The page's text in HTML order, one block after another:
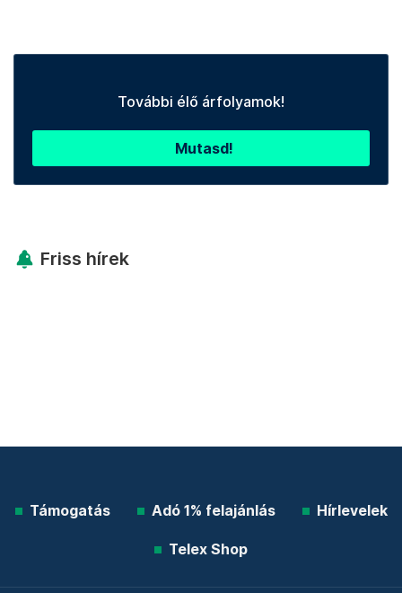
További élő árfolyamok!
Mutasd!
Friss hírek
Támogatás Adó 1% felajánlás Hírlevelek
Telex Shop